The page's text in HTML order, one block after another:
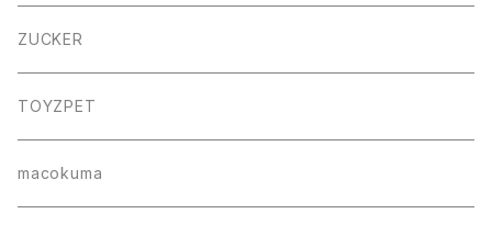
バッグ
フォトフレーム
懐紙入れ
ZUCKER
TOYZPET
macokuma